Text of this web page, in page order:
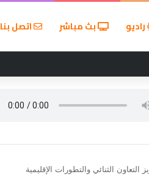
راديو بث مباشر اتصل بنا
الثنائي والتطورات الإقليمية